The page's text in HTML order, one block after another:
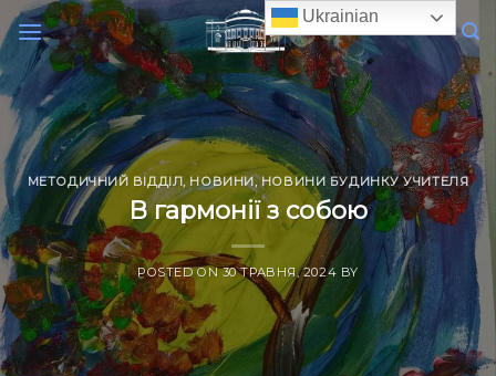
Skip
to
content
МЕТОДИЧНИЙ ВІДДІЛ,НОВИНИ,НОВИНИ БУДИНКУ УЧИТЕЛЯ
В гармонії з собою
POSTED ON30 ТРАВНЯ, 2024 BY
Ukrainian